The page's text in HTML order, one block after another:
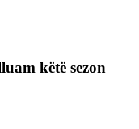
këtë sezon